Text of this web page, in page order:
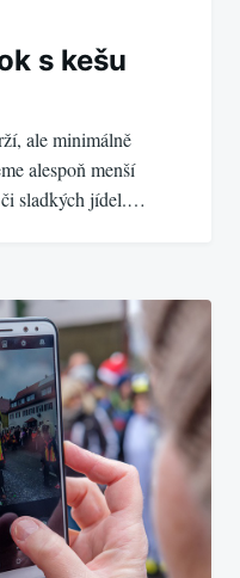
s kešu
ale minimálně
alespoň menší
či sladkých jídel.…